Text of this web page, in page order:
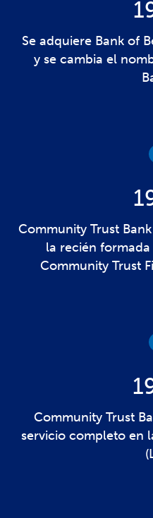
Se adquiere Bank of
y se cambia el
Community Trust
la recién
Community Trust
Community Trust
servicio completo en